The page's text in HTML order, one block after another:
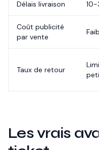
Délais livraison 10-
Coût publicité
par vente
Taux de retour
Les vrais